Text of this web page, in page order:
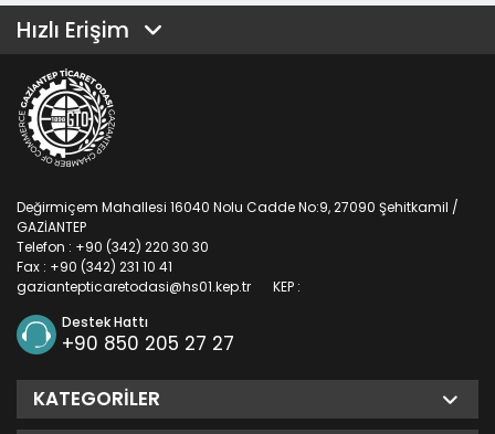
Hızlı Erişim
Değirmiçem Mahallesi 16040 Nolu Cadde No:9, 27090 Şehitkamil /
GAZİANTEP
Telefon : +90 (342) 220 30 30
Fax : +90 (342) 231 10 41
KEP :
gaziantepticaretodasi@hs01.kep.tr
Destek Hattı
+90 850 205 27 27
KATEGORILER